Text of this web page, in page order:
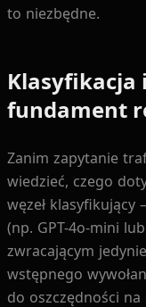
to niezbędne.
Klasyfikacja
fundament
Zanim zapytanie
wiedzieć, czego
węzeł klasyfikujący
(np. GPT-4o-mini
zwracającym
wstępnego
do oszczędności na